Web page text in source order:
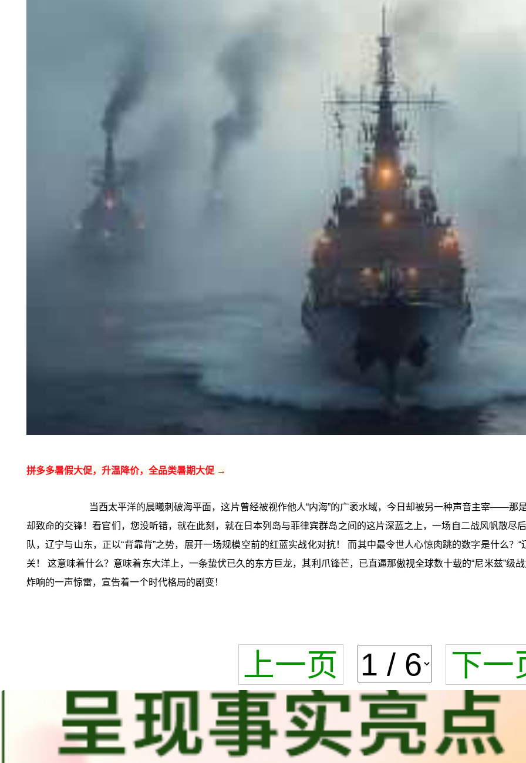
拼多多暑假大促，升温降价，全品类暑期大促 →
当西太平洋的晨曦刺破海平面，这片曾经被视作他人“内海”的广袤水域，今日却被另一种声音主宰——那
却致命的交锋！看官们，您没听错，就在此刻，就在日本列岛与菲律宾群岛之间的这片深蓝之上，一场自二战风帆散尽
队，辽宁与山东，正以“背靠背”之势，展开一场规模空前的红蓝实战化对抗！ 而其中最令世人心惊肉跳的数字是什么？
关！ 这意味着什么？意味着东大洋上，一条蛰伏已久的东方巨龙，其利爪锋芒，已直逼那傲视全球数十载的“尼米兹”级
炸响的一声惊雷，宣告着一个时代格局的剧变！
上一页 下一